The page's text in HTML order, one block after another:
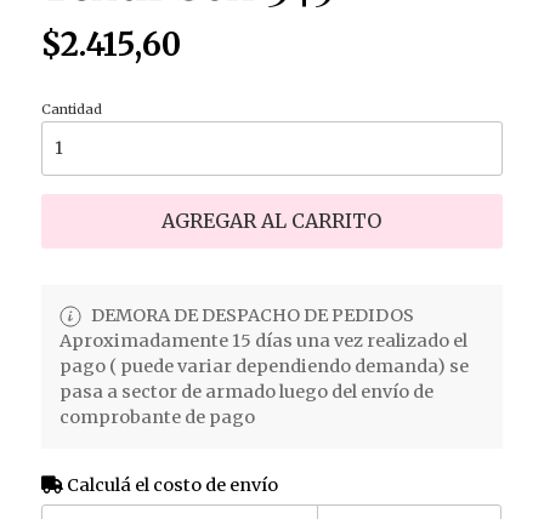
$2.415,60
Cantidad
AGREGAR AL CARRITO
DEMORA DE DESPACHO DE PEDIDOS
Aproximadamente 15 días una vez realizado el
pago ( puede variar dependiendo demanda) se
pasa a sector de armado luego del envío de
comprobante de pago
Calculá el costo de envío